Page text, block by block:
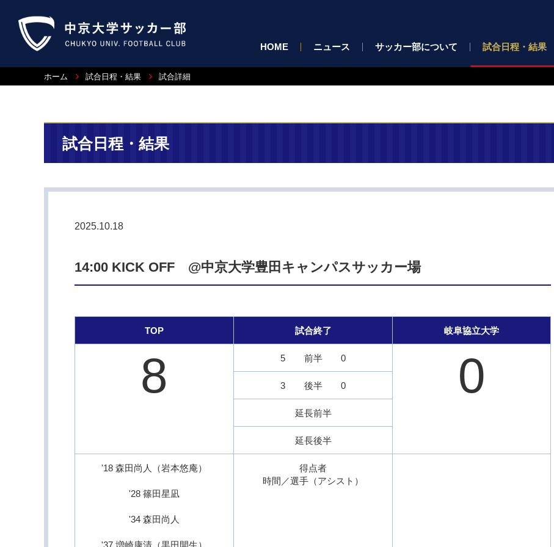
HOME ニュース サッカー部について 試合日程・結果
ホーム 試合日程・結果 試合詳細
試合日程・結果
2025.10.18
14:00 KICK OFF @中京大学豊田キャンパスサッカー場
TOP 試合終了 岐阜協立大学
8 5 前半 0 0
3 後半 0
延長前半
延長後半
'18 森田尚人（岩本悠庵）
'28 篠田星凪
'34 森田尚人
'37 増崎康清（黒田開生）
得点者
時間／選手（アシスト）